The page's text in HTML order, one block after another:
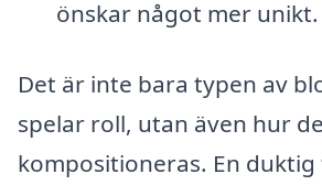
önskar något mer unikt.
Det är inte bara typen av
spelar roll, utan även hur de
kompositioneras. En